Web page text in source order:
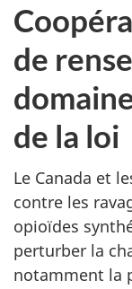
de
de la loi
Le Canada et
contre les
opioïdes
perturber la
notamment la